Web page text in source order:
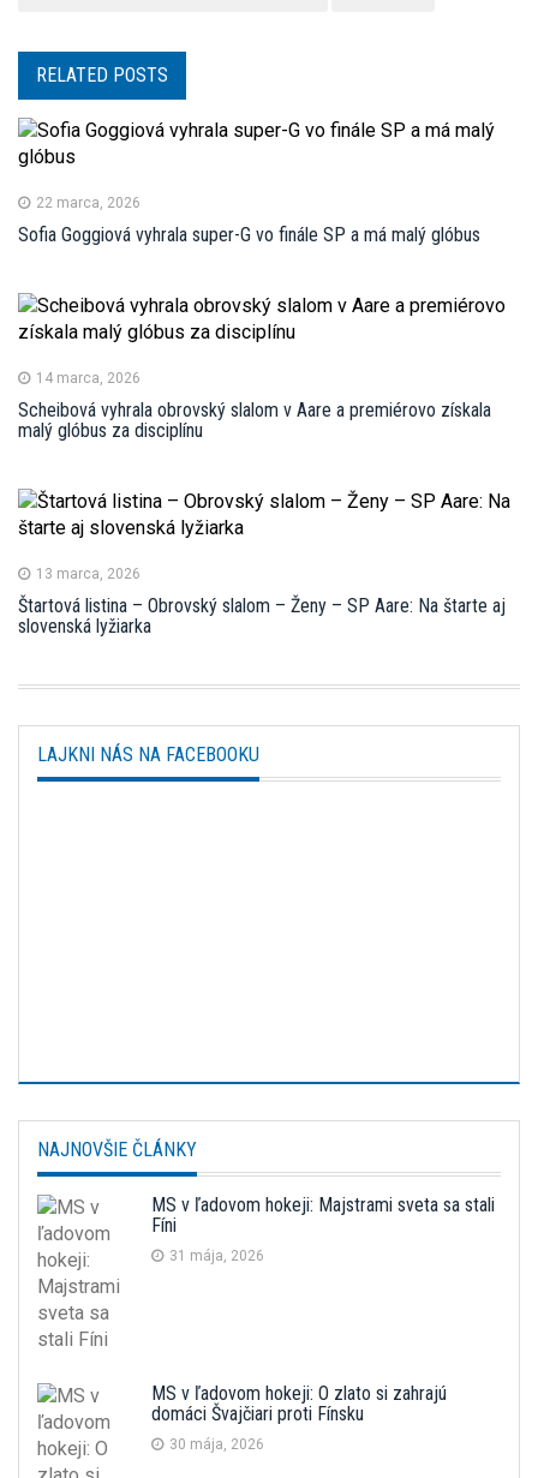
RELATED POSTS
22 marca, 2026
Sofia Goggiová vyhrala super-G vo finále SP a má malý glóbus
14 marca, 2026
Scheibová vyhrala obrovský slalom v Aare a premiérovo získala
malý glóbus za disciplínu
13 marca, 2026
Štartová listina – Obrovský slalom – Ženy – SP Aare: Na štarte aj
slovenská lyžiarka
LAJKNI NÁS NA FACEBOOKU
NAJNOVŠIE ČLÁNKY
MS v ľadovom hokeji: Majstrami sveta sa stali
Fíni
31 mája, 2026
MS v ľadovom hokeji: O zlato si zahrajú
domáci Švajčiari proti Fínsku
30 mája, 2026